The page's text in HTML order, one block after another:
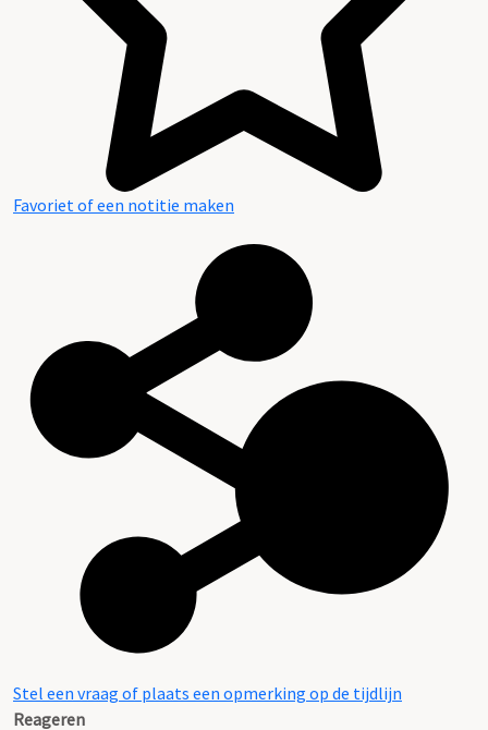
Favoriet of een notitie maken
Stel een vraag of plaats een opmerking op de tijdlijn
Reageren